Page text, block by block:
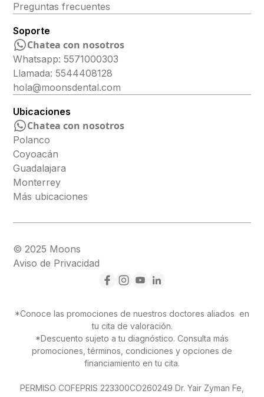
Preguntas frecuentes
Soporte
Chatea con nosotros
Whatsapp: 5571000303
Llamada: 5544408128
hola@moonsdental.com
Ubicaciones
Chatea con nosotros
Polanco
Coyoacán
Guadalajara
Monterrey
Más ubicaciones
© 2025 Moons
Aviso de Privacidad
*Conoce las promociones de nuestros doctores aliados en
tu cita de valoración.
*Descuento sujeto a tu diagnóstico. Consulta más
promociones, términos, condiciones y opciones de
financiamiento en tu cita.
PERMISO COFEPRIS 223300CO260249 Dr. Yair Zyman Fe,